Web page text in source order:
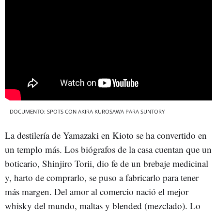
DOCUMENTO: SPOTS CON AKIRA KUROSAWA PARA SUNTORY
La destilería de Yamazaki en Kioto se ha convertido en
un templo más. Los biógrafos de la casa cuentan que un
boticario, Shinjiro Torii, dio fe de un brebaje medicinal
y, harto de comprarlo, se puso a fabricarlo para tener
más margen. Del amor al comercio nació el mejor
whisky del mundo, maltas y blended (mezclado). Lo